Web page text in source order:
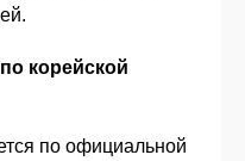
корейской
по официальной